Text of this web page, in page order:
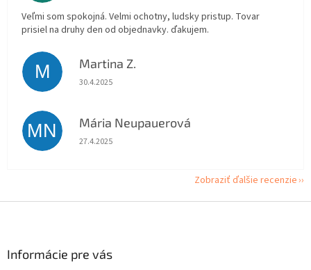
Veľmi som spokojná. Velmi ochotny, ludsky pristup. Tovar
prisiel na druhy den od objednavky. ďakujem.
M Martina Z.
Hodnotenie obchodu je 5 z 5 hviezdičiek.
30.4.2025
MN Mária Neupauerová
Hodnotenie obchodu je 5 z 5 hviezdičiek.
27.4.2025
Zobraziť ďalšie recenzie
Informácie pre vás